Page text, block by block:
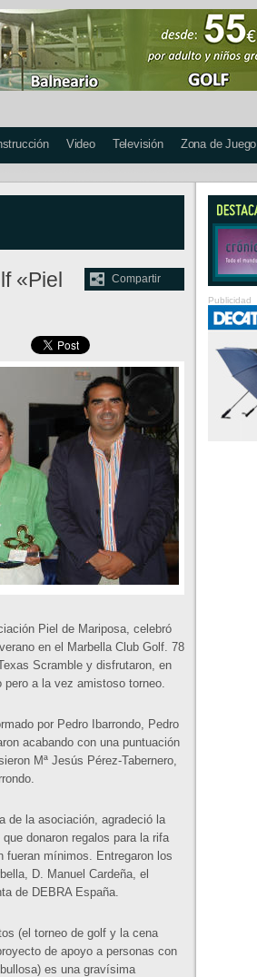
Video Televisión Zona de Juego
Compartir
«Piel
Piel de Mariposa, celebró
en el Marbella Club Golf. 78
Scramble y disfrutaron, en
pero a la vez amistoso torneo.
por Pedro Ibarrondo, Pedro
acabando con una puntuación
Mª Jesús Pérez-Tabernero,
de la asociación, agradeció la
donaron regalos para la rifa
fueran mínimos. Entregaron los
D. Manuel Cardeña, el
de DEBRA España.
(el torneo de golf y la cena
de apoyo a personas con
es una gravísima
Publicidad